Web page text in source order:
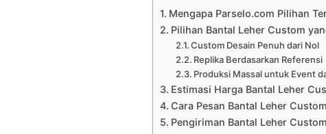
Mengapa Parselo.com Pilihan
Pilihan Bantal Leher Custom
Custom Desain Penuh dari Nol
Replika Berdasarkan Referensi
Produksi Massal untuk Event
Estimasi Harga Bantal Leher
Cara Pesan Bantal Leher
Pengiriman Bantal Leher